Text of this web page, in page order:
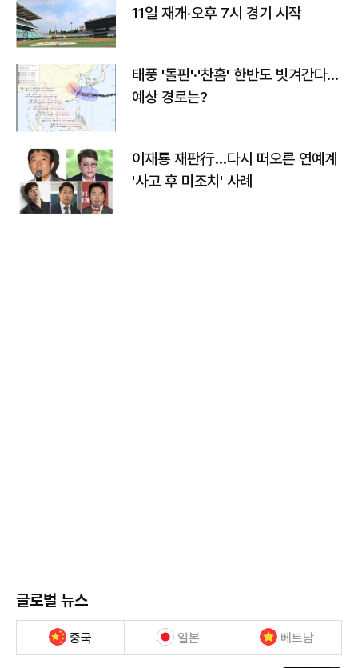
11일 재개·오후 7시 경기 시작
태풍 '돌핀'·'찬홈' 한반도 빗겨간다…
예상 경로는?
이재룡 재판行…다시 떠오른 연예계
'사고 후 미조치' 사례
글로벌 뉴스
중국 일본 베트남